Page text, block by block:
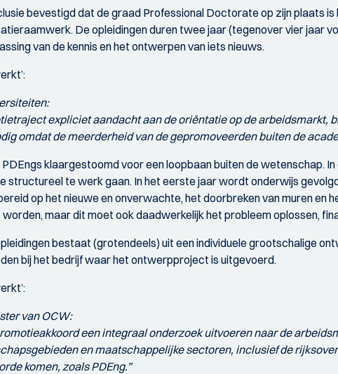
bevestigd dat de graad Professional Doctorate op zijn plaats is
De opleidingen duren twee jaar (tegenover vier jaar
van de kennis en het ontwerpen van iets nieuws.
expliciet aandacht aan de oriëntatie op de arbeidsmarkt,
omdat de meerderheid van de gepromoveerden buiten de
klaargestoomd voor een loopbaan buiten de wetenschap.
te werk gaan. In het eerste jaar wordt onderwijs
op het nieuwe en onverwachte, het doorbreken van muren en
maar dit moet ook daadwerkelijk het probleem oplossen,
bestaat (grotendeels) uit een individuele grootschalige
bij het bedrijf waar het ontwerpproject is uitgevoerd.
van OCW:
een integraal onderzoek uitvoeren naar de
en maatschappelijke sectoren, inclusief de
komen, zoals PDEng.”